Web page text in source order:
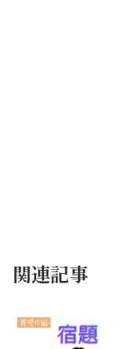
関連記事
育児の話